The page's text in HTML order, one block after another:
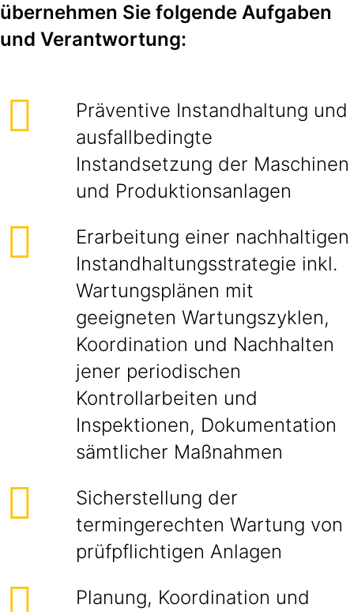
übernehmen Sie folgende Aufgaben
und Verantwortung:
Präventive Instandhaltung und
ausfallbedingte
Instandsetzung der Maschinen
und Produktionsanlagen
Erarbeitung einer nachhaltigen
Instandhaltungsstrategie inkl.
Wartungsplänen mit
geeigneten Wartungszyklen,
Koordination und Nachhalten
jener periodischen
Kontrollarbeiten und
Inspektionen, Dokumentation
sämtlicher Maßnahmen
Sicherstellung der
termingerechten Wartung von
prüfpflichtigen Anlagen
Planung, Koordination und